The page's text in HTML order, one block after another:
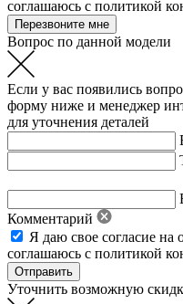
соглашаюсь с политикой
Вопрос по данной модели
Если у вас появились
форму ниже и менеджер
для уточнения деталей
Комментарий
Я даю свое согласие на
соглашаюсь с политикой
Уточнить возможную